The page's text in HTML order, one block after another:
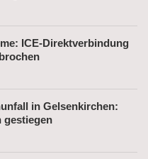
ICE-Direktverbindung
in Gelsenkirchen:
gestiegen